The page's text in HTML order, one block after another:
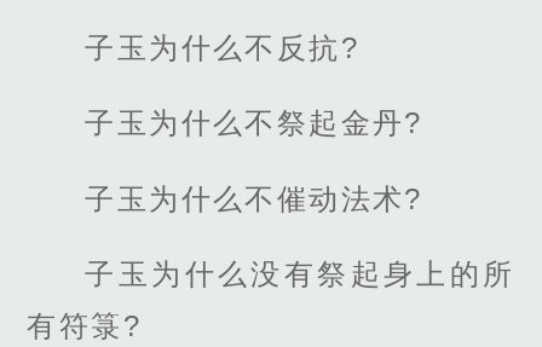
子玉为什么不反抗?
子玉为什么不祭起金丹?
子玉为什么不催动法术?
子玉为什么没有祭起身上的所
有符箓?